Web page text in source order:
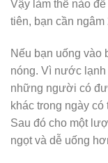
Vậy làm thế nào
tiên, bạn cần
Nếu bạn uống vào
nóng. Vì nước lạnh
những người có
khác trong ngày
Sau đó cho một
ngọt và dễ uống